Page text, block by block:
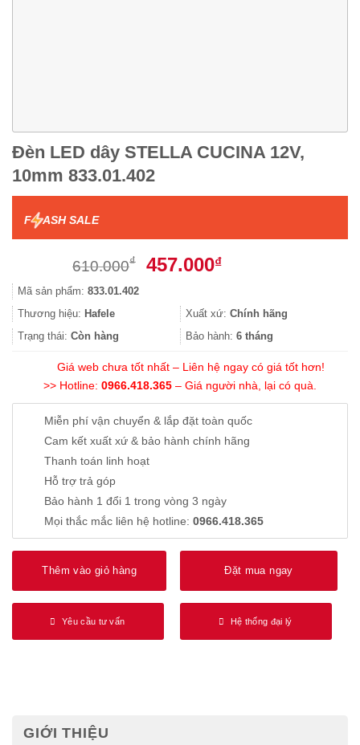
Đèn LED dây STELLA CUCINA 12V,
10mm 833.01.402
F ASH SALE
610.000₫
Giá
610.000₫.
457.000₫Giá
là:
457.000₫.
Mã sản phẩm: 833.01.402
Thương hiệu: Hafele Xuất xứ: Chính hãng
Trạng thái: Còn hàng Bảo hành: 6 tháng
Giá web chưa tốt nhất – Liên hệ ngay có giá tốt hơn!
>> Hotline: 0966.418.365 – Giá người nhà, lại có quà.
Miễn phí vận chuyển & lắp đặt toàn quốc
Cam kết xuất xứ & bảo hành chính hãng
Thanh toán linh hoạt
Hỗ trợ trả góp
Bảo hành 1 đổi 1 trong vòng 3 ngày
Mọi thắc mắc liên hệ hotline: 0966.418.365
Thêm vào giỏ hàng Đặt mua ngay
Yêu cầu tư vấn Hệ thống đại lý
GIỚI THIỆU